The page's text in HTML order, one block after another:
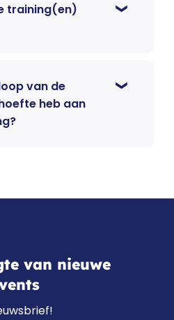
training(en)
van de
heb aan
van nieuwe